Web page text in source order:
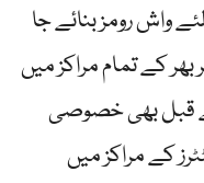
واش رومز بنائے جا
کے تمام مراکز میں
قبل بھی خصوصی
کے مراکز میں